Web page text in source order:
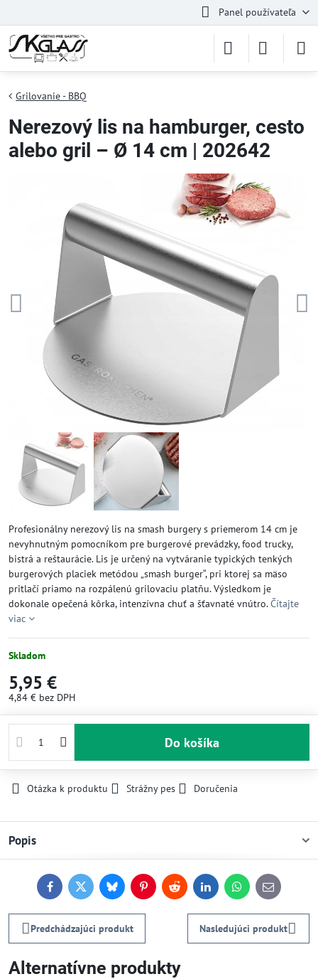
Panel používateľa
Grilovanie - BBQ
Nerezový lis na hamburger, cesto
alebo gril – Ø 14 cm | 202642
Profesionálny nerezový lis na smash burgery s priemerom 14 cm je
nevyhnutným pomocníkom pre burgerové prevádzky, food trucky,
bistrá a reštaurácie. Lis je určený na vytváranie typických tenkých
burgerových placiek metódou „smash burger“, pri ktorej sa mäso
pritlačí priamo na rozpálenú grilovaciu platňu. Výsledkom je
dokonale opečená kôrka, intenzívna chuť a šťavnaté vnútro.Čítajte
viac
Skladom
5,95 €
4,84 € bez DPH
Do košíka
Otázka k produktu Strážny pes Doručenia
Popis
FacebookTwitterBlueskyPinterestReddit LinkedInWhatsApp
E-
mail
Predchádzajúci produkt Nasledujúci produkt
Alternatívne produkty